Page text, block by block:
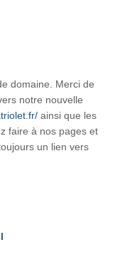
domaine. Merci de
notre nouvelle
ainsi que les
faire à nos pages et
un lien vers